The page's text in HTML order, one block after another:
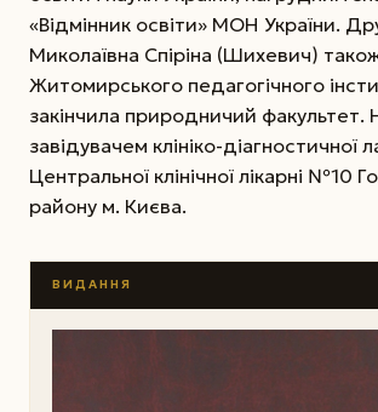
«Відмінник освіти» МОН України.
Миколаївна Спіріна (Шихевич)
Житомирського педагогічного
закінчила природничий факультет.
завідувачем клініко-діагностичної
Центральної клінічної лікарні №10
району м. Києва.
ВИДАННЯ